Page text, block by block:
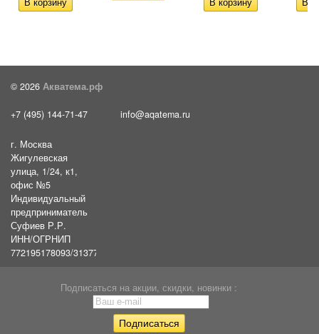
© 2026 Акватема.рф
+7 (495) 144-71-47 info@aqatema.ru
г. Москва
Жигулевская
улица, 1/24, к1,
офис №5
Индивидуальный
предприниматель
Суфиев Р.Р.
ИНН/ОГРНИП
772195178093/31377461610054
Подписаться на акции, скидки, новинки :